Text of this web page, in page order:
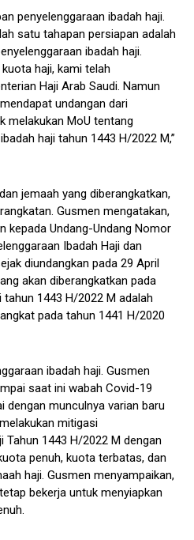
penyelenggaraan ibadah haji.
satu tahapan persiapan adalah
ibadah haji.
haji, kami telah
Haji Arab Saudi. Namun
undangan dari
melakukan MoU tentang
haji tahun 1443 H/2022 M,”
jemaah yang diberangkatkan,
Gusmen mengatakan,
kepada Undang-Undang Nomor
Ibadah Haji dan
diundangkan pada 29 April
akan diberangkatkan pada
1443 H/2022 M adalah
pada tahun 1441 H/2020
ibadah haji. Gusmen
saat ini wabah Covid-19
dengan munculnya varian baru
mitigasi
Tahun 1443 H/2022 M dengan
penuh, kuota terbatas, dan
haji. Gusmen menyampaikan,
bekerja untuk menyiapkan